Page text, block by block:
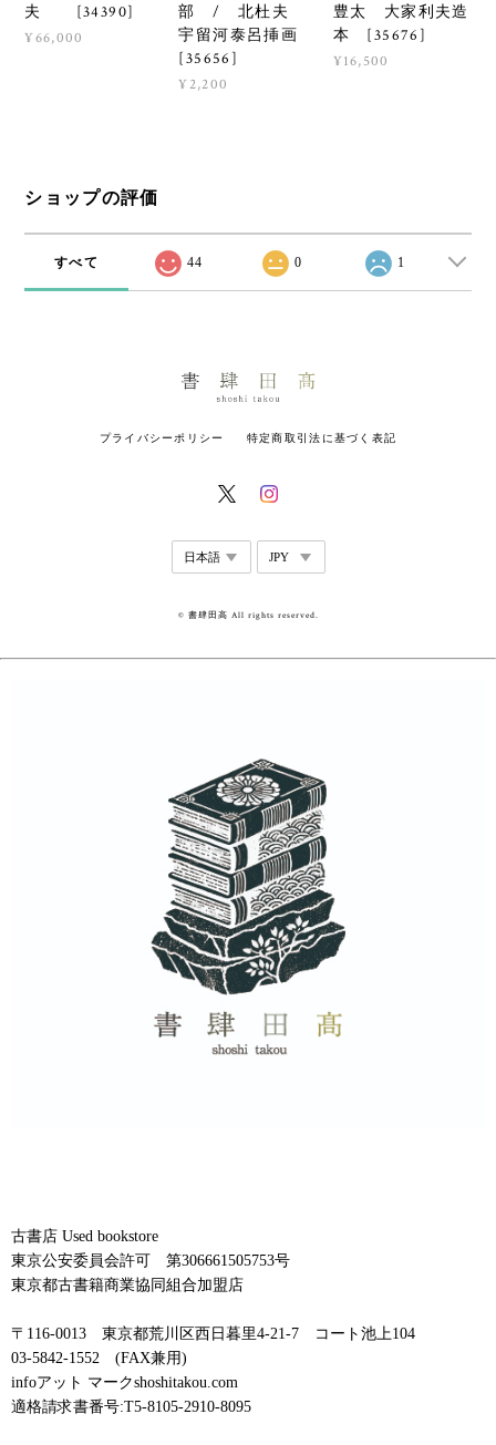
夫 [34390]
¥66,000
部 / 北杜夫
宇留河泰呂挿画
[35656]
¥2,200
豊太 大家利夫造
本 [35676]
¥16,500
ショップの評価
すべて 44 0 1
プライバシーポリシー 特定商取引法に基づく表記
© 書肆田高 All rights reserved.
古書店 Used bookstore
東京公安委員会許可 第306661505753号
東京都古書籍商業協同組合加盟店
〒116-0013 東京都荒川区西日暮里4-21-7 コート池上104
03-5842-1552 (FAX兼用)
infoアット マークshoshitakou.com
適格請求書番号:T5-8105-2910-8095